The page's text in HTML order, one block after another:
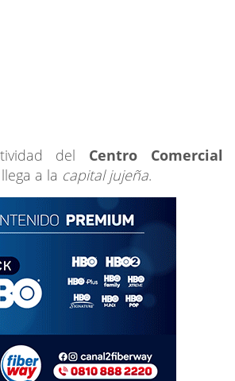
del Centro Comercial
llega a la capital jujeña.